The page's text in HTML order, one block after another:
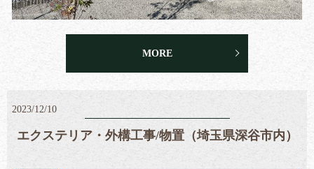
MORE
2023/12/10
エクステリア・外構工事/物置（埼玉県深谷市内）